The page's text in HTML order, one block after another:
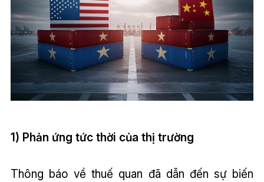
1) Phản ứng tức thời của thị trường
Thông báo về thuế quan đã dẫn đến sự biến